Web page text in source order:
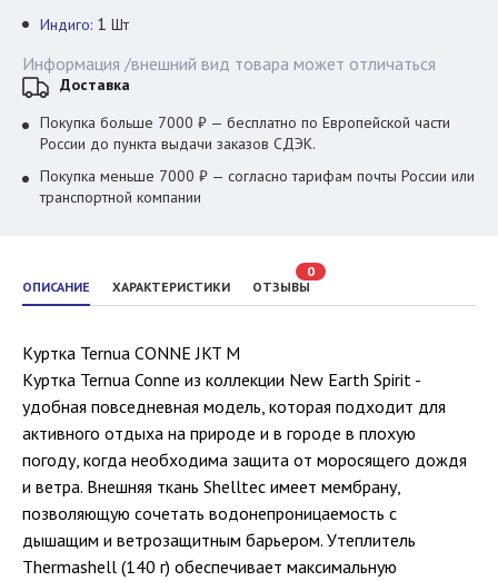
ОПИСАНИЕ ХАРАКТЕРИСТИКИ ОТЗЫВЫ
0
Куртка Ternua CONNE JKT M
Куртка Ternua Conne из коллекции New Earth Spirit -
удобная повседневная модель, которая подходит для
активного отдыха на природе и в городе в плохую
погоду, когда необходима защита от моросящего дождя
и ветра. Внешняя ткань Shelltec имеет мембрану,
позволяющую сочетать водонепроницаемость с
дышащим и ветрозащитным барьером. Утеплитель
Thermashell (140 г) обеспечивает максимальную
Индиго: 1 Шт
Информация /внешний вид товара может отличаться
Доставка
Покупка больше 7000 ₽ — бесплатно по Европейской части
России до пункта выдачи заказов СДЭК.
Покупка меньше 7000 ₽ — согласно тарифам почты России или
транспортной компании